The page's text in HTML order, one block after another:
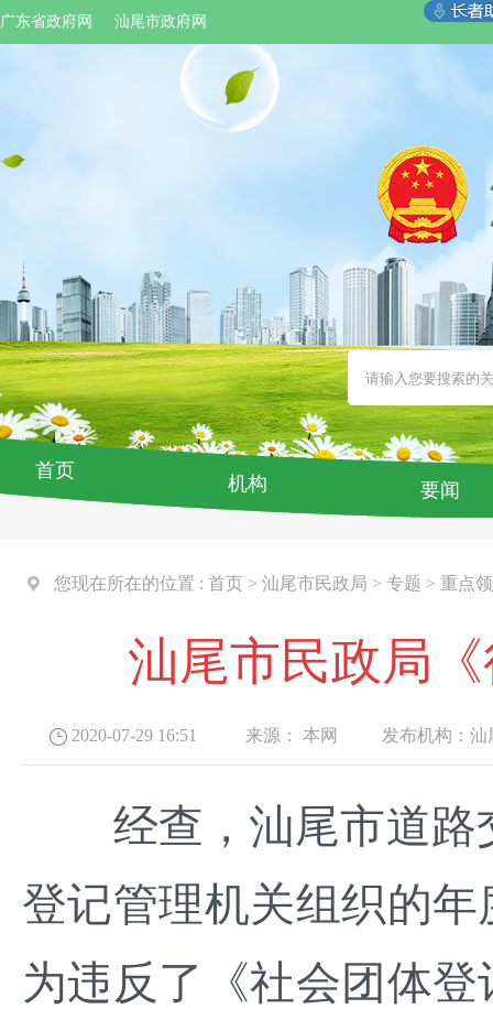
广东省政府网 汕尾市政府网
首页
机构 要闻
您现在所在的位置 : 首页 > 汕尾市民政局 > 专题 > 重点
汕尾市民政局
2020-07-29 16:51 来源： 本网 发布机构： 汕
经查，汕尾市道路交
登记管理机关组织的
为违反了《社会团体